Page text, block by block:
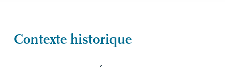
Contexte historique